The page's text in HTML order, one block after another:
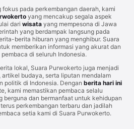
pada perkembangan daerah, kami
yang mencakup segala aspek
dari wisata yang mempesona di Jawa
yang berdampak langsung pada
berita hiburan yang menghibur. Suara
memberikan informasi yang akurat dan
di seluruh Indonesia.
lokal, Suara Purwokerto juga menjadi
budaya, serta liputan mendalam
politik di Indonesia. Dengan berita hari ini
kami memastikan pembaca selalu
berguna dan bermanfaat untuk kehidupan
perkembangan terbaru dan jadilah
setia kami di Suara Purwokerto.